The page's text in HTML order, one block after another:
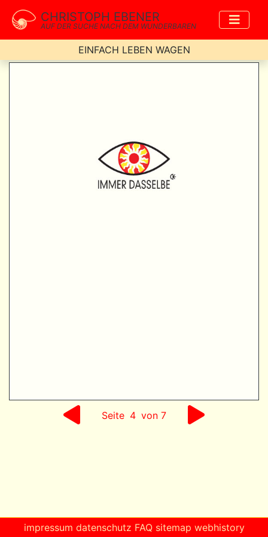
CHRISTOPH EBENER
AUF DER SUCHE NACH DEM WUNDERBAREN
EINFACH LEBEN WAGEN
Seite 4 von 7
impressum datenschutz FAQ sitemap webhistory